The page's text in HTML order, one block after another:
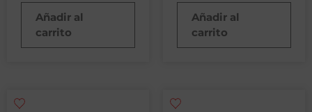
Añadir al
carrito
Añadir al
carrito